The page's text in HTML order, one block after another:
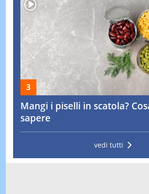
Mangi i piselli in scatola?
sapere
vedi tutti